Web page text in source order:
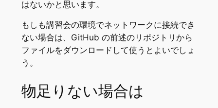
はないかと思います。
もしも講習会の環境でネットワークに接続でき
ない場合は、GitHub の前述のリポジトリから
ファイルをダウンロードして使うとよいでしょ
う。
物足りない場合は